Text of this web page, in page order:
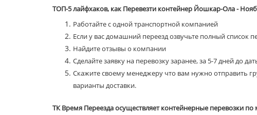
ТОП-5 лайфхаков, как Перевезти контейнер Йошкар-Ола -
Работайте с одной транспортной компанией
Если у вас домашний переезд озвучьте полный список
Найдите отзывы о компании
Сделайте заявку на перевозку заранее, за 5-7 дней до
Скажите своему менеджеру что вам нужно отправить
варианты доставки.
ТК Время Переезда осуществляет контейнерные перевозки